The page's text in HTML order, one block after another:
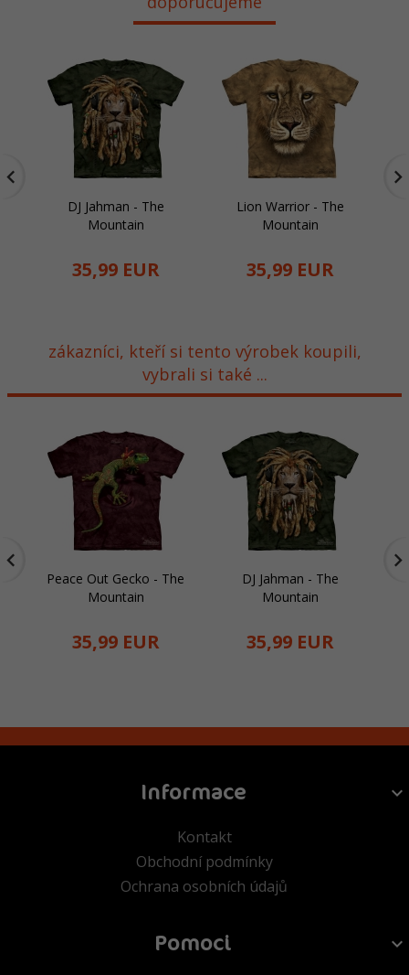
DJ Jahman - The
Mountain
35,99 EUR
Lion Warrior - The
Mountain
35,99 EUR
zákazníci, kteří si tento výrobek koupili,
vybrali si také ...
Peace Out Gecko - The
Mountain
35,99 EUR
DJ Jahman - The
Mountain
35,99 EUR
Informace
Kontakt
Obchodní podmínky
Ochrana osobních údajů
Pomoci